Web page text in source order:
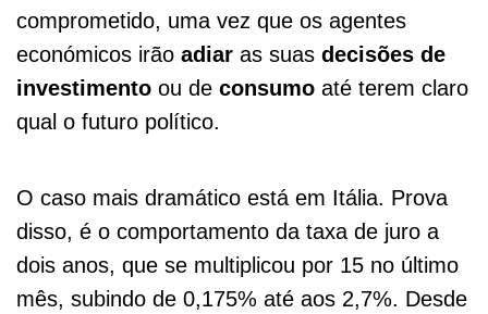
comprometido, uma vez que os agentes
económicos irão adiar as suas decisões de
investimento ou de consumo até terem claro
qual o futuro político.
O caso mais dramático está em Itália. Prova
disso, é o comportamento da taxa de juro a
dois anos, que se multiplicou por 15 no último
mês, subindo de 0,175% até aos 2,7%. Desde